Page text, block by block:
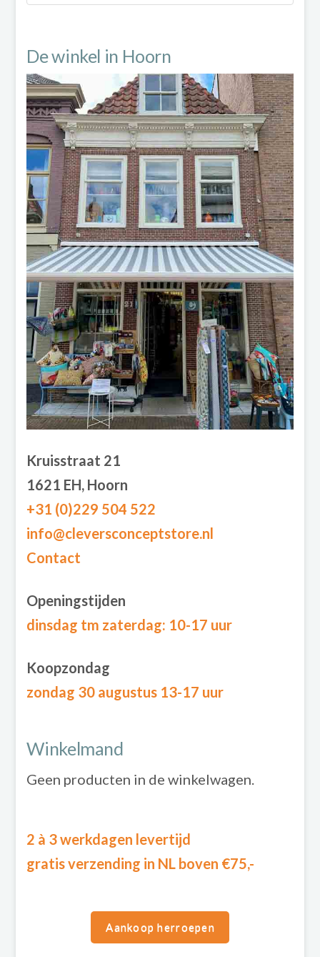
de
De winkel in Hoorn
Kruisstraat 21
1621 EH, Hoorn
+31 (0)229 504 522
info@cleversconceptstore.nl
Contact
Openingstijden
dinsdag tm zaterdag: 10-17 uur
Koopzondag
zondag 30 augustus 13-17 uur
Winkelmand
Geen producten in de winkelwagen.
2 à 3 werkdagen levertijd
gratis verzending in NL boven €75,-
Aankoop herroepen